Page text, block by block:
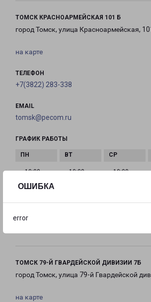
ОШИБКА
error
ТОМСК КРАСНОАРМЕЙСКАЯ 101 Б
город Томск, улица Красноармейская,
на карте
ТЕЛЕФОН
+7(3822) 283-338
EMAIL
tomsk@pecom.ru
ГРАФИК РАБОТЫ
с 10:00 до
20:00
с 10:00 до
с 10:00 до
с 10:00 до
ТОМСК 79-Й ГВАРДЕЙСКОЙ ДИВИЗИИ 7Б
город Томск, улица 79-й Гвардейской
на карте